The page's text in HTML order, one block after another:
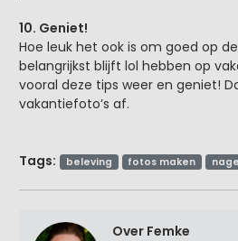
10. Geniet!
Hoe leuk het ook is om goed op
belangrijkst blijft lol hebben op
vooral deze tips weer en geniet!
vakantiefoto’s af.
Tags: beleving fotos maken
Over Femke